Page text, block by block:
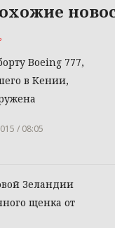
Boeing 777,
в Кении,
/ 08:05
Зеландии
щенка от